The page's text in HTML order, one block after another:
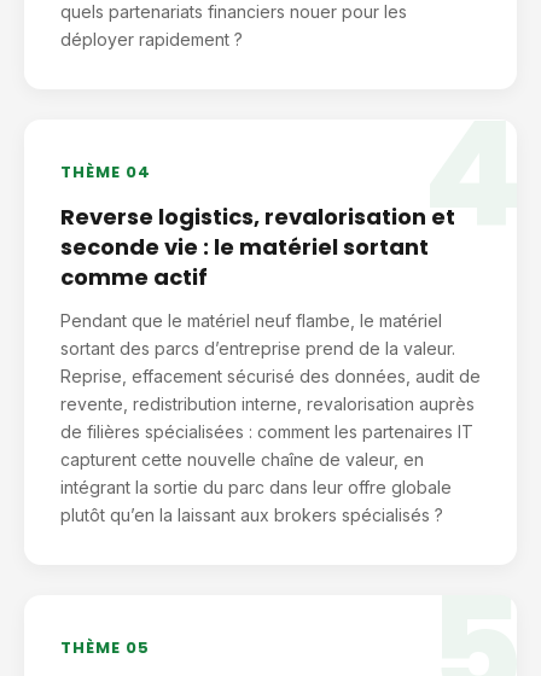
quels partenariats financiers nouer pour les
déployer rapidement ?
4
THÈME 04
Reverse logistics, revalorisation et
seconde vie : le matériel sortant
comme actif
Pendant que le matériel neuf flambe, le matériel
sortant des parcs d’entreprise prend de la valeur.
Reprise, effacement sécurisé des données, audit de
revente, redistribution interne, revalorisation auprès
de filières spécialisées : comment les partenaires IT
capturent cette nouvelle chaîne de valeur, en
intégrant la sortie du parc dans leur offre globale
plutôt qu’en la laissant aux brokers spécialisés ?
THÈME 05